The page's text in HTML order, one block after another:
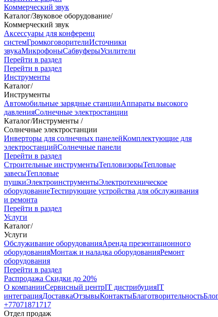
Коммерческий звук
Каталог/Звуковое оборудование/
Коммерческий звук
Аксессуары для конференц
системГромкоговорителиИсточники
звукаМикрофоныСабвуферыУсилители
Перейти в раздел
Перейти в раздел
Инструменты
Каталог/
Инструменты
Автомобильные зарядные станцииАппараты высокого
давленияСолнечные электростанции
Каталог/Инструменты /
Солнечные электростанции
Инверторы для солнечных панелейКомплектующие для
электростанцийСолнечные панели
Перейти в раздел
Строительные инструментыТепловизорыТепловые
завесыТепловые
пушкиЭлектроинструментыЭлектротехническое
оборудованиеТестирующие устройства для обслуживания
и ремонта
Перейти в раздел
Услуги
Каталог/
Услуги
Oбслуживание оборудованияАренда презентационного
оборудованияМонтаж и наладка оборудованияРемонт
оборудования
Перейти в раздел
Распродажа Скидки до 20%
О компанииСервисный центрIT дистрибуцияIT
интеграцияДоставкаОтзывыКонтактыБлаготворительность
+77071871717
Отдел продаж